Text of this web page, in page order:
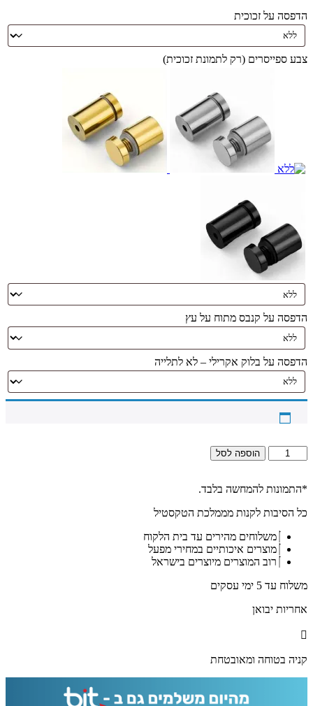
הדפסה על זכוכית
צבע ספייסרים (רק לתמונת זכוכית)
הדפסה על קנבס מתוח על עץ
הדפסה על בלוק אקרילי – לא לתלייה
כמות
של
-
מזמור
מעוצבת
רקע
שיש
וזהב
על
מחוסמת
או
הוספה לסל
*התמונות להמחשה בלבד.
כל הסיבות לקנות מממלכת הטקסטיל
משלוחים מהירים עד בית הלקוח
מוצרים איכותיים במחירי מפעל
רוב המוצרים מיוצרים בישראל
משלוח עד 5 ימי עסקים
אחריות יבואן
קניה בטוחה ומאובטחת